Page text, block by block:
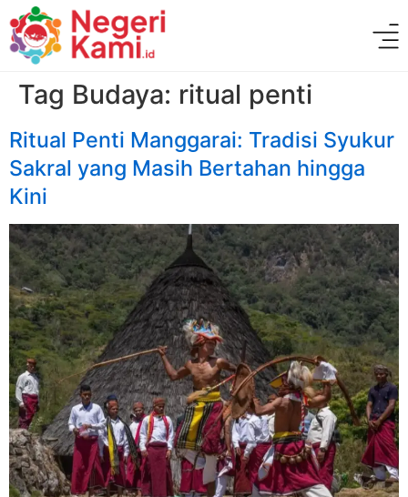
Tag Budaya: ritual penti
Ritual Penti Manggarai: Tradisi Syukur
Sakral yang Masih Bertahan hingga
Kini